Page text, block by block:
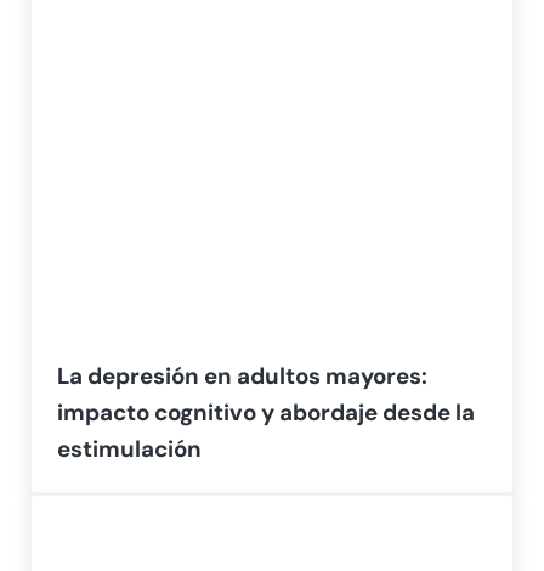
La depresión en adultos mayores:
impacto cognitivo y abordaje desde la
estimulación